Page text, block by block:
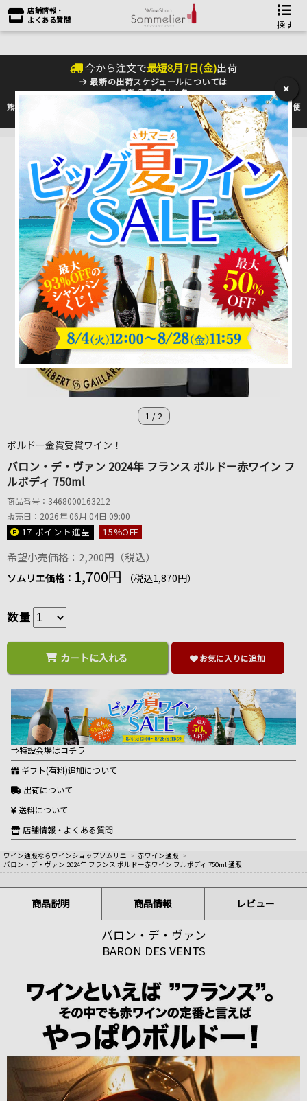
店舗情報・
よくある質問
探す
今から注文で最短8月7日(金)出荷
最新の出荷スケジュールについては
こちらをクリック
熊本地震の影響により九州への配送に遅れが生じております。最新情報は佐川急便
のHP
をご確認下さい。
1 / 2
ボルドー金賞受賞ワイン！
バロン・デ・ヴァン 2024年 フランス ボルドー赤ワイン フ
ルボディ 750ml
商品番号：3468000163212
販売日：2026年 06月 04日 09:00
17 ポイント進呈 15%OFF
希望小売価格：2,200円（税込）
ソムリエ価格： 1,700円 （税込1,870円）
数量
カートに入れる お気に入りに追加
⇒特設会場はコチラ
ギフト(有料)追加について
出荷について
送料について
店舗情報・よくある質問
ワイン通販ならワインショップソムリエ > 赤ワイン通販 >
バロン・デ・ヴァン 2024年 フランス ボルドー赤ワイン フルボディ 750ml 通販
商品説明 商品情報 レビュー
バロン・デ・ヴァン
BARON DES VENTS
×